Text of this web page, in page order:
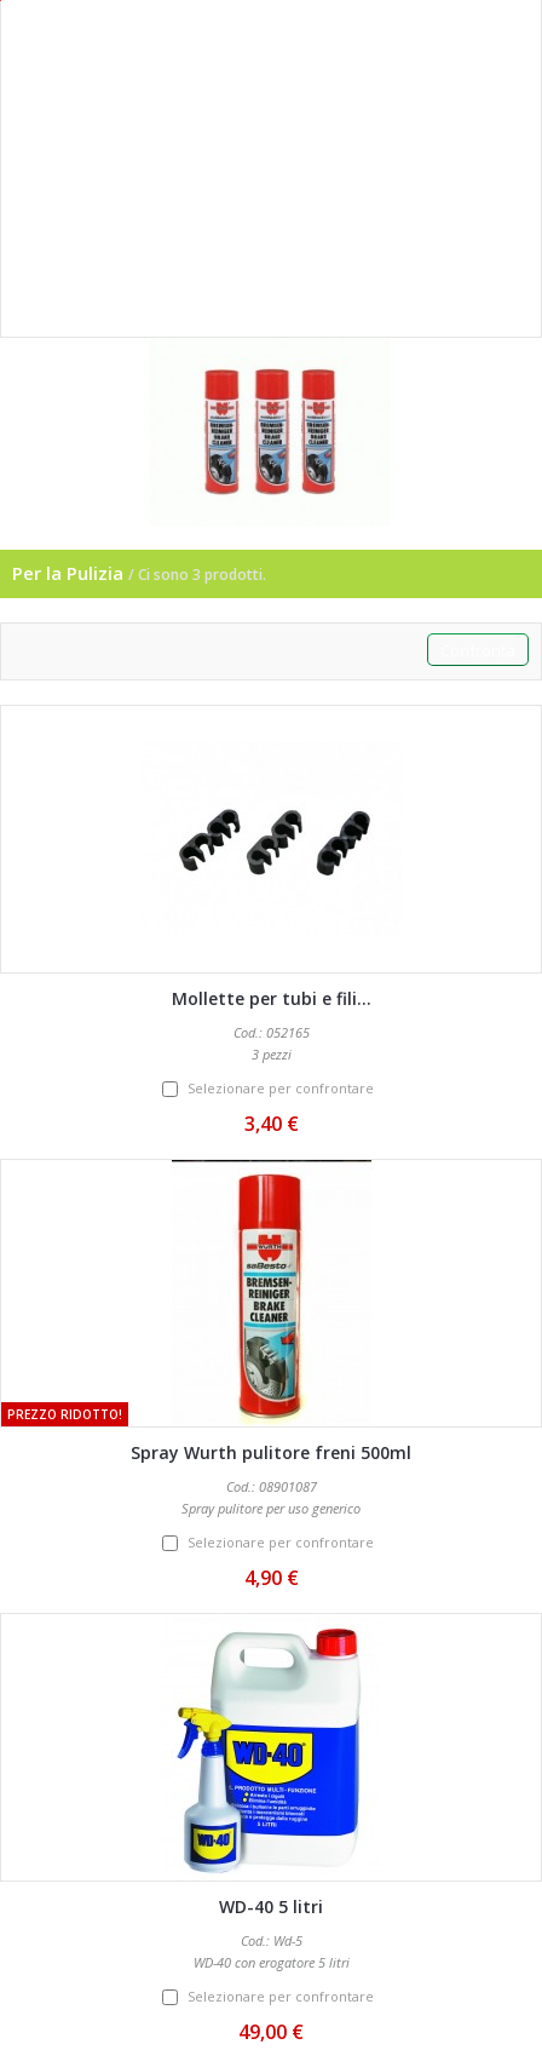
Per la Pulizia / Ci sono 3 prodotti.
Mollette per tubi e fili...
Cod.: 052165
3 pezzi
Selezionare per confrontare
3,40 €
PREZZO RIDOTTO!
Spray Wurth pulitore freni 500ml
Cod.: 08901087
Spray pulitore per uso generico
Selezionare per confrontare
4,90 €
WD-40 5 litri
Cod.: Wd-5
WD-40 con erogatore 5 litri
Selezionare per confrontare
49,00 €